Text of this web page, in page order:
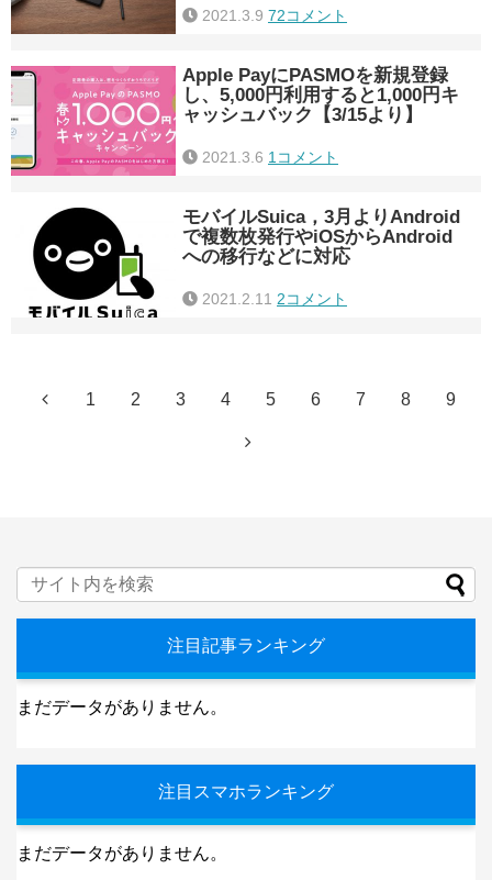
2021.3.9 72コメント
Apple PayにPASMOを新規登録
し、5,000円利用すると1,000円キ
ャッシュバック【3/15より】
2021.3.6 1コメント
モバイルSuica，3月よりAndroid
で複数枚発行やiOSからAndroid
への移行などに対応
2021.2.11 2コメント
1 2 3 4 5 6 7 8 9
注目記事ランキング
まだデータがありません。
注目スマホランキング
まだデータがありません。